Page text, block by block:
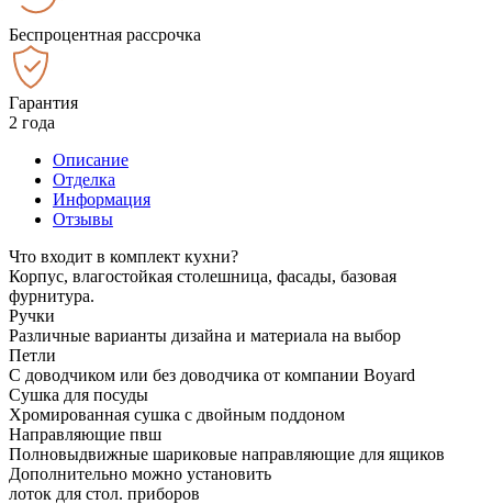
Беспроцентная рассрочка
Гарантия
2 года
Описание
Отделка
Информация
Отзывы
Что входит в комплект кухни?
Корпус, влагостойкая столешница, фасады, базовая
фурнитура.
Ручки
Различные варианты дизайна и материала на выбор
Петли
С доводчиком или без доводчика от компании Boyard
Сушка для посуды
Хромированная сушка с двойным поддоном
Направляющие пвш
Полновыдвижные шариковые направляющие для ящиков
Дополнительно можно установить
лоток для стол. приборов